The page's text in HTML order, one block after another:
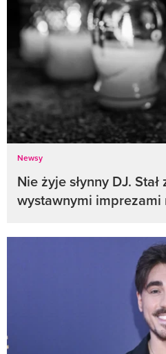
Newsy
Nie żyje słynny DJ.
wystawnymi